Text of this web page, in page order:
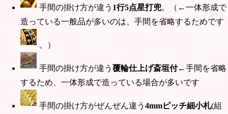
手間の掛け方が違う 1行5点星打兜。（←一体形成で
造っている一般品が多いのは、手間を省略するためです
。）
手間の掛け方が違う 覆輪仕上げ斎垣付←手間を省略
するため、一体形成で造っている場合が多いです
手間の掛け方がぜんぜん違う 4mmピッチ細小札(組